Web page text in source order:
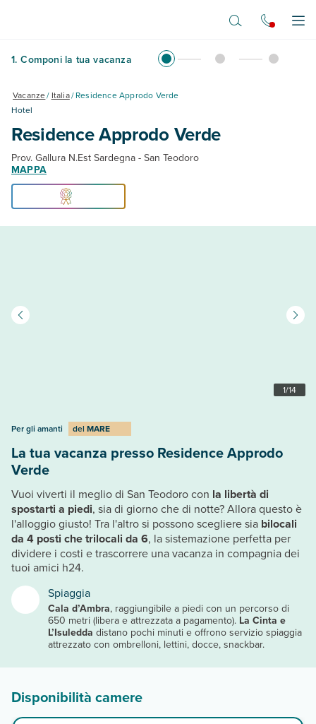
1. Componi la tua vacanza
Vacanze/ Italia/Residence Approdo Verde
Hotel
Residence Approdo Verde
Prov. Gallura N.Est Sardegna - San Teodoro
MAPPA
1/14
Spiaggia
Cala d’Ambra, raggiungibile a piedi con un percorso di
650 metri (libera e attrezzata a pagamento). La Cinta e
L’Isuledda distano pochi minuti e offrono servizio spiaggia
attrezzato con ombrelloni, lettini, docce, snackbar.
Per gli amanti del MARE
La tua vacanza presso Residence Approdo
Verde
Vuoi viverti il meglio di San Teodoro con la libertà di
spostarti a piedi, sia di giorno che di notte? Allora questo è
l'alloggio giusto! Tra l'altro si possono scegliere sia bilocali
da 4 posti che trilocali da 6, la sistemazione perfetta per
dividere i costi e trascorrere una vacanza in compagnia dei
tuoi amici h24.
Disponibilità camere